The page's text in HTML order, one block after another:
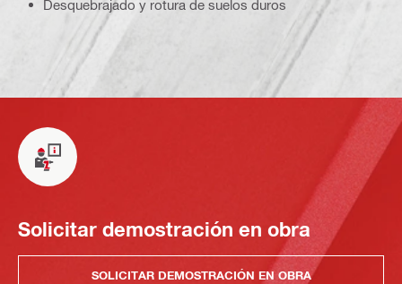
Desquebrajado y rotura de suelos duros
Solicitar demostración en obra
SOLICITAR DEMOSTRACIÓN EN OBRA